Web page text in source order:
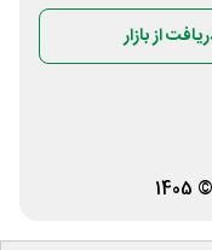
از بازار